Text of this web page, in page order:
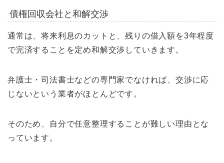
債権回収会社と和解交渉
通常は、将来利息のカットと、残りの借入額を3年程度
で完済することを定め和解交渉していきます。
弁護士・司法書士などの専門家でなければ、交渉に応
じないという業者がほとんどです。
そのため、自分で任意整理することが難しい理由とな
っています。